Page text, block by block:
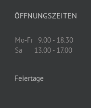
ÖFFNUNGSZEITEN
Mo-Fr 9.00 - 18.30
Sa
13.00 - 17.00
Feiertage